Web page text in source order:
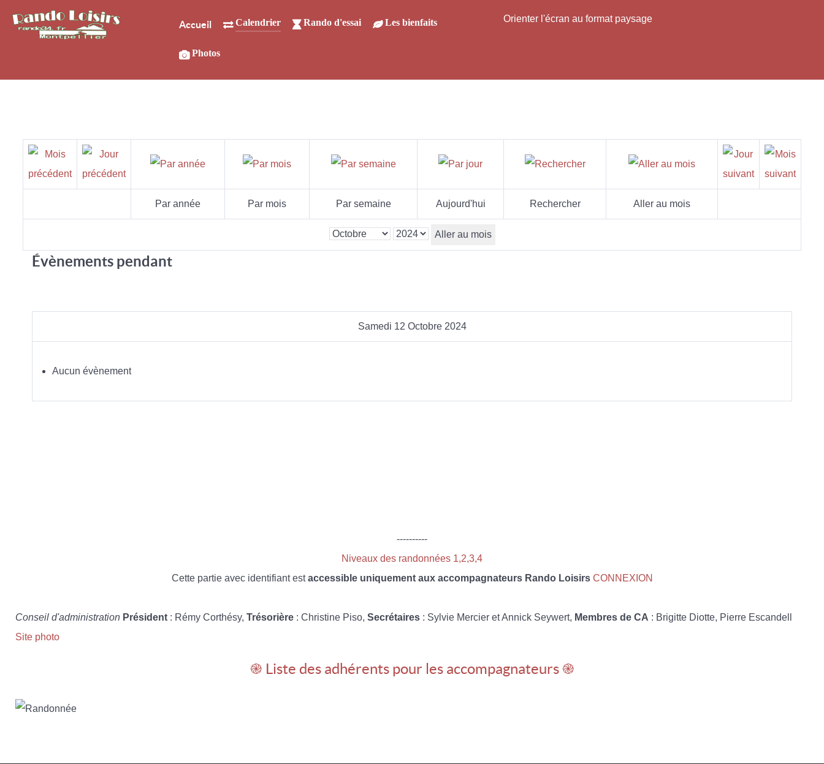
Accueil Calendrier Rando d'essai Les bienfaits
Photos
Orienter l'écran au format paysage
Par année Par mois Par semaine Aujourd'hui Rechercher Aller au mois
Aller au mois
Évènements pendant
Samedi 12 Octobre 2024
Aucun évènement
----------
Niveaux des randonnées 1,2,3,4
Cette partie avec identifiant estaccessible uniquement aux accompagnateurs Rando Loisirs CONNEXION
Conseil d'administration Président : Rémy Corthésy, Trésorière : Christine Piso, Secrétaires : Sylvie Mercier et Annick Seywert, Membres de CA : Brigitte Diotte, Pierre Escandell
Site photo
֎ Liste des adhérents pour les accompagnateurs ֎